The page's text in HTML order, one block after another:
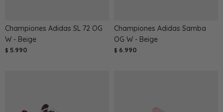
Championes Adidas SL 72 OG
W - Beige
$ 5.990
Championes Adidas Samba
OG W - Beige
$ 6.990